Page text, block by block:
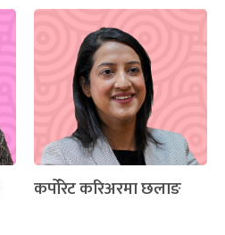
कर्पोरेट करिअरमा छलाङ